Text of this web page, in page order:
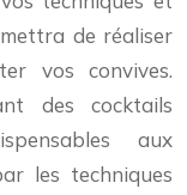
de réaliser
vos convives.
des cocktails
aux
les techniques